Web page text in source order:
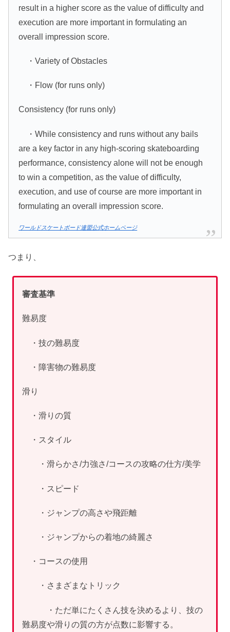
result in a higher score as the value of difficulty and
execution are more important in formulating an
overall impression score.
・Variety of Obstacles
・Flow (for runs only)
Consistency (for runs only)
・While consistency and runs without any bails
are a key factor in any high-scoring skateboarding
performance, consistency alone will not be enough
to win a competition, as the value of difficulty,
execution, and use of course are more important in
formulating an overall impression score.
ワールドスケートボード連盟公式ホームページ
つまり、
審査基準
難易度
・技の難易度
・障害物の難易度
滑り
・滑りの質
・スタイル
・滑らかさ/力強さ/コースの攻略の仕方/美学
・スピード
・ジャンプの高さや飛距離
・ジャンプからの着地の綺麗さ
・コースの使用
・さまざまなトリック
・ただ単にたくさん技を決めるより、技の
難易度や滑りの質の方が点数に影響する。